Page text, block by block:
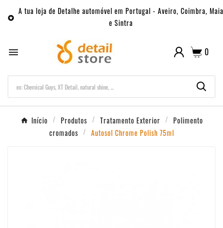

A tua loja de Detalhe automóvel em Portugal - Aveiro, Coimbra, Maia
e Sintra
 0
Início Produtos Tratamento Exterior
Polimento
cromados
Autosol Chrome Polish 75ml